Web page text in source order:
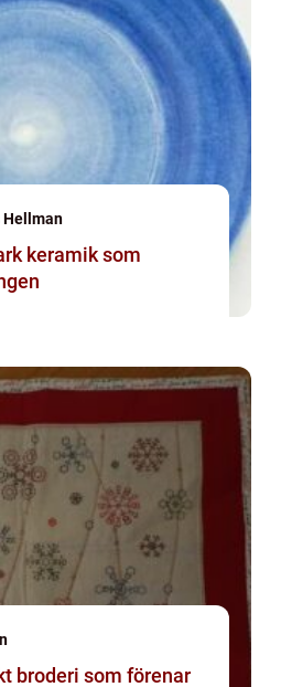
Hellman
keramik som